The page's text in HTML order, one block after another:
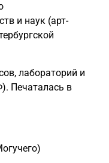
и наук (арт-
лабораторий и
Печаталась в